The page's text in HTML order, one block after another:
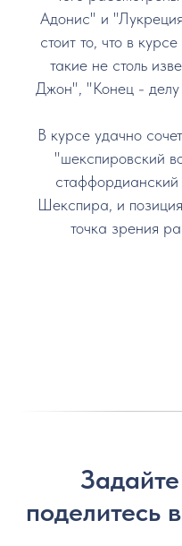
Адонис" и
стоит то, что в
такие не столь
Джон", "Конец -
В курсе удачно
"шекспировский
стаффордианский
Шекспира, и
точка зрения
поделитесь